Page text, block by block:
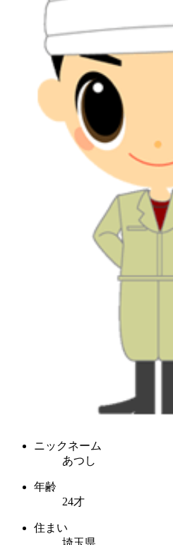
ニックネーム
あつし
年齢
24才
住まい
埼玉県